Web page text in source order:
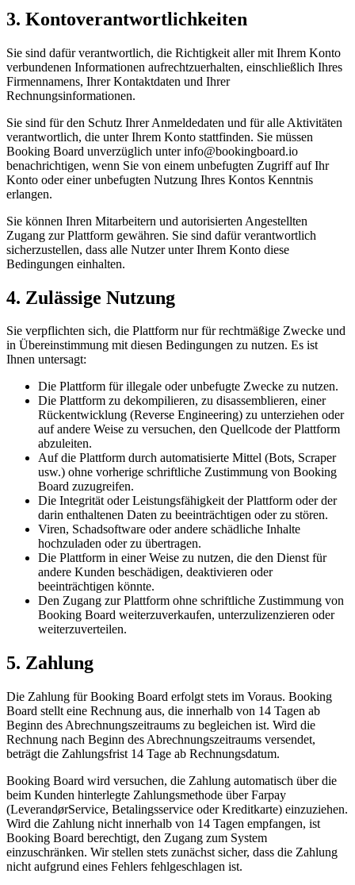
3. Kontoverantwortlichkeiten
Sie sind dafür verantwortlich, die Richtigkeit aller mit Ihrem Konto
verbundenen Informationen aufrechtzuerhalten, einschließlich Ihres
Firmennamens, Ihrer Kontaktdaten und Ihrer
Rechnungsinformationen.
Sie sind für den Schutz Ihrer Anmeldedaten und für alle Aktivitäten
verantwortlich, die unter Ihrem Konto stattfinden. Sie müssen
Booking Board unverzüglich unter info@bookingboard.io
benachrichtigen, wenn Sie von einem unbefugten Zugriff auf Ihr
Konto oder einer unbefugten Nutzung Ihres Kontos Kenntnis
erlangen.
Sie können Ihren Mitarbeitern und autorisierten Angestellten
Zugang zur Plattform gewähren. Sie sind dafür verantwortlich
sicherzustellen, dass alle Nutzer unter Ihrem Konto diese
Bedingungen einhalten.
4. Zulässige Nutzung
Sie verpflichten sich, die Plattform nur für rechtmäßige Zwecke und
in Übereinstimmung mit diesen Bedingungen zu nutzen. Es ist
Ihnen untersagt:
Die Plattform für illegale oder unbefugte Zwecke zu nutzen.
Die Plattform zu dekompilieren, zu disassemblieren, einer
Rückentwicklung (Reverse Engineering) zu unterziehen oder
auf andere Weise zu versuchen, den Quellcode der Plattform
abzuleiten.
Auf die Plattform durch automatisierte Mittel (Bots, Scraper
usw.) ohne vorherige schriftliche Zustimmung von Booking
Board zuzugreifen.
Die Integrität oder Leistungsfähigkeit der Plattform oder der
darin enthaltenen Daten zu beeinträchtigen oder zu stören.
Viren, Schadsoftware oder andere schädliche Inhalte
hochzuladen oder zu übertragen.
Die Plattform in einer Weise zu nutzen, die den Dienst für
andere Kunden beschädigen, deaktivieren oder
beeinträchtigen könnte.
Den Zugang zur Plattform ohne schriftliche Zustimmung von
Booking Board weiterzuverkaufen, unterzulizenzieren oder
weiterzuverteilen.
5. Zahlung
Die Zahlung für Booking Board erfolgt stets im Voraus. Booking
Board stellt eine Rechnung aus, die innerhalb von 14 Tagen ab
Beginn des Abrechnungszeitraums zu begleichen ist. Wird die
Rechnung nach Beginn des Abrechnungszeitraums versendet,
beträgt die Zahlungsfrist 14 Tage ab Rechnungsdatum.
Booking Board wird versuchen, die Zahlung automatisch über die
beim Kunden hinterlegte Zahlungsmethode über Farpay
(LeverandørService, Betalingsservice oder Kreditkarte) einzuziehen.
Wird die Zahlung nicht innerhalb von 14 Tagen empfangen, ist
Booking Board berechtigt, den Zugang zum System
einzuschränken. Wir stellen stets zunächst sicher, dass die Zahlung
nicht aufgrund eines Fehlers fehlgeschlagen ist.